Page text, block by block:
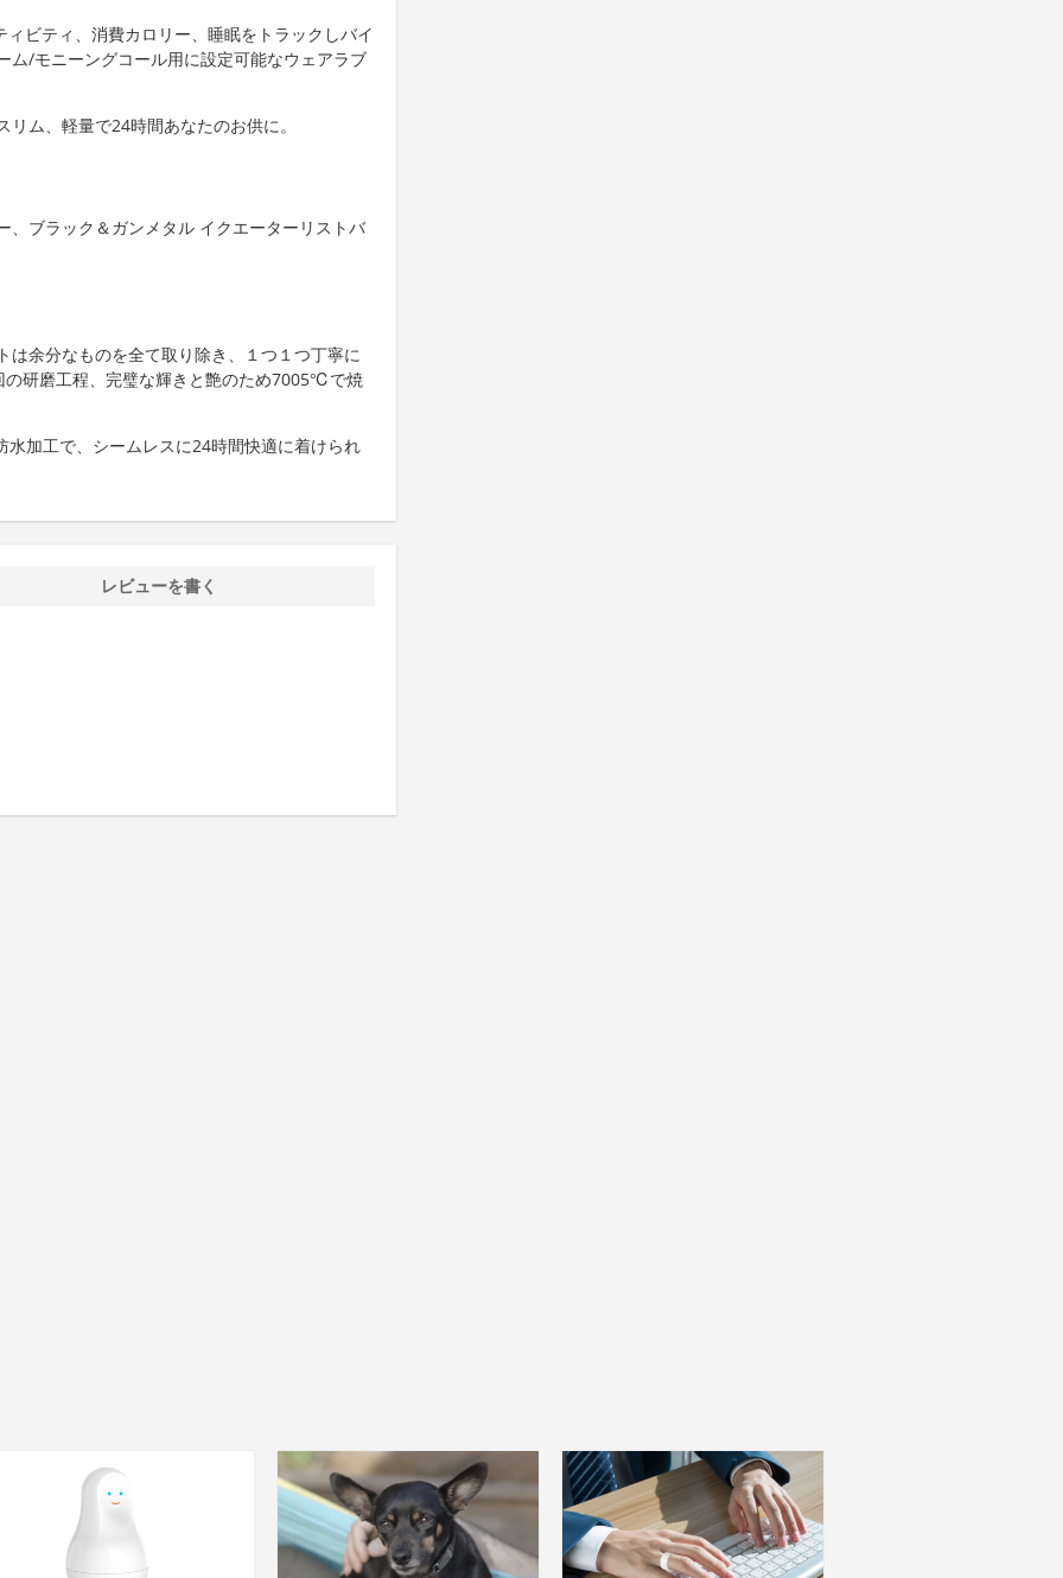
ビティ、消費カロリー、睡眠をトラックしバイ
ム/モニーングコール用に設定可能なウェアラブ
ム、軽量で24時間あなたのお供に。
、ブラック＆ガンメタル イクエーターリストバ
は余分なものを全て取り除き、１つ１つ丁寧に
の研磨工程、完璧な輝きと艶のため7005℃で焼
加工で、シームレスに24時間快適に着けられ
レビューを書く